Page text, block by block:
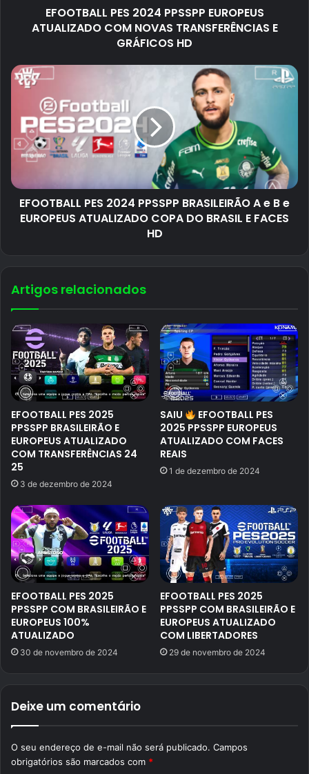
EFOOTBALL PES 2024 PPSSPP EUROPEUS
ATUALIZADO COM NOVAS TRANSFERÊNCIAS E
GRÁFICOS HD
EFOOTBALL PES 2024 PPSSPP BRASILEIRÃO A e B e
EUROPEUS ATUALIZADO COPA DO BRASIL E FACES
HD
Artigos relacionados
EFOOTBALL PES 2025
PPSSPP BRASILEIRÃO E
EUROPEUS ATUALIZADO
COM TRANSFERÊNCIAS 24
25
3 de dezembro de 2024
SAIU
EFOOTBALL PES
2025 PPSSPP EUROPEUS
ATUALIZADO COM FACES
REAIS
1 de dezembro de 2024
EFOOTBALL PES 2025
PPSSPP COM BRASILEIRÃO E
EUROPEUS 100%
ATUALIZADO
30 de novembro de 2024
EFOOTBALL PES 2025
PPSSPP COM BRASILEIRÃO E
EUROPEUS ATUALIZADO
COM LIBERTADORES
29 de novembro de 2024
Deixe um comentário
O seu endereço de e-mail não será publicado. Campos
obrigatórios são marcados com *